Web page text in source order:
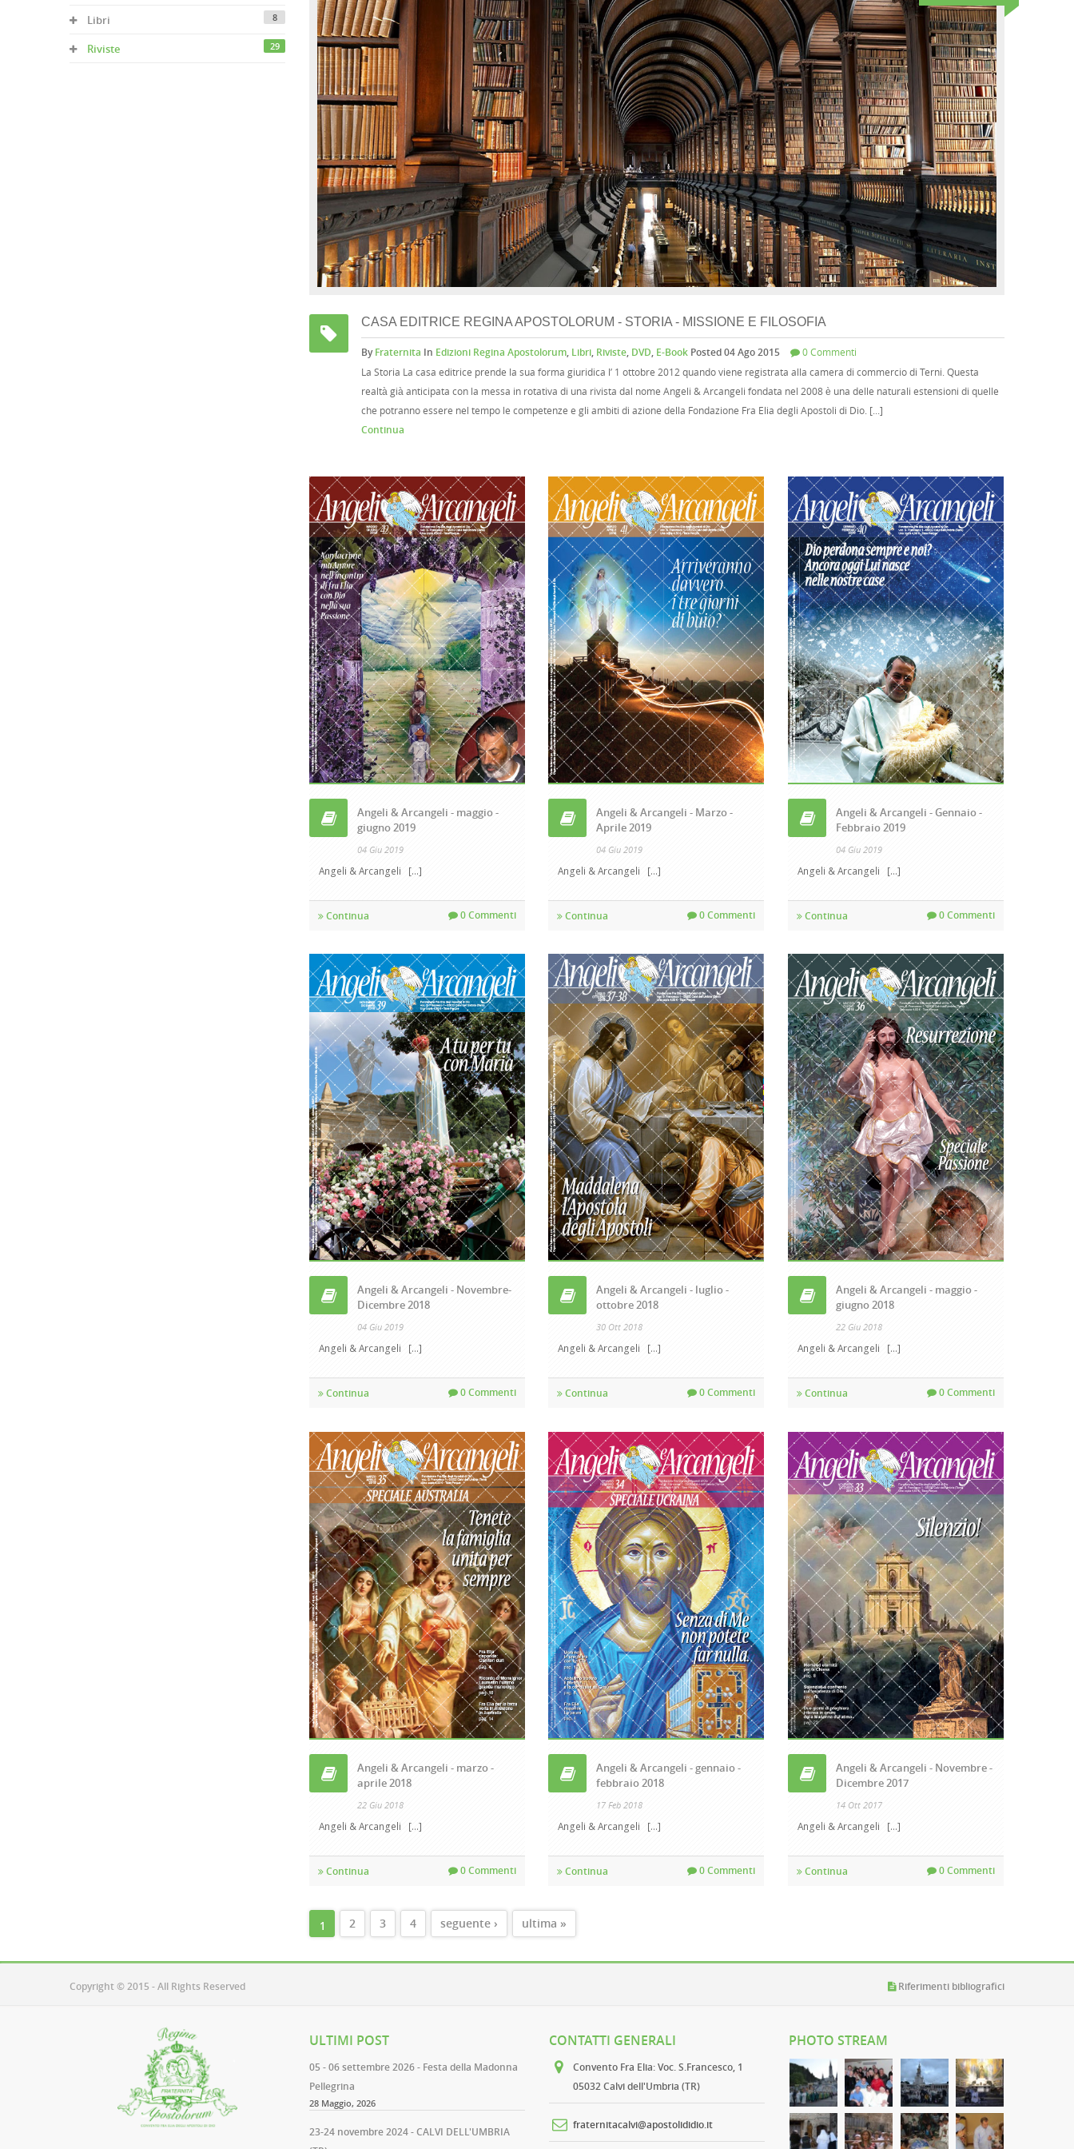
CASA EDITRICE REGINA APOSTOLORUM - STORIA - MISSIONE E FILOSOFIA
ByFraternita In Edizioni Regina Apostolorum, Libri, Riviste, DVD, E-Book Posted 04 Ago 2015
0 Commenti
La Storia La casa editrice prende la sua forma giuridica l’ 1 ottobre 2012 quando viene registrata alla camera di commercio di Terni. Questa
realtà già anticipata con la messa in rotativa di una rivista dal nome Angeli & Arcangeli fondata nel 2008 è una delle naturali estensioni di quelle
che potranno essere nel tempo le competenze e gli ambiti di azione della Fondazione Fra Elia degli Apostoli di Dio. [...]
Continua
Angeli & Arcangeli - maggio -
giugno 2019
04 Giu 2019
Angeli & Arcangeli [...]
Continua 0 Commenti
Angeli & Arcangeli - Marzo -
Aprile 2019
04 Giu 2019
Angeli & Arcangeli [...]
Continua 0 Commenti
Angeli & Arcangeli - Gennaio -
Febbraio 2019
04 Giu 2019
Angeli & Arcangeli [...]
Continua 0 Commenti
Angeli & Arcangeli - Novembre-
Dicembre 2018
04 Giu 2019
Angeli & Arcangeli [...]
Continua 0 Commenti
Angeli & Arcangeli - luglio -
ottobre 2018
30 Ott 2018
Angeli & Arcangeli [...]
Continua 0 Commenti
Angeli & Arcangeli - maggio -
giugno 2018
22 Giu 2018
Angeli & Arcangeli [...]
Continua 0 Commenti
Angeli & Arcangeli - marzo -
aprile 2018
22 Giu 2018
Angeli & Arcangeli [...]
Continua 0 Commenti
Angeli & Arcangeli - gennaio -
febbraio 2018
17 Feb 2018
Angeli & Arcangeli [...]
Continua 0 Commenti
Angeli & Arcangeli - Novembre -
Dicembre 2017
14 Ott 2017
Angeli & Arcangeli [...]
Continua 0 Commenti
PAGINE
1 2 3 4 seguente › ultima »
Libri 8
Riviste 29
Copyright © 2015 - All Rights Reserved Riferimenti bibliografici
ULTIMI POST
05 - 06 settembre 2026 - Festa della Madonna
Pellegrina
28 Maggio, 2026
23-24 novembre 2024 - CALVI DELL'UMBRIA
CONTATTI GENERALI
Convento Fra Elia: Voc. S.Francesco, 1
05032 Calvi dell'Umbria (TR)
fraternitacalvi@apostolididio.it
PHOTO STREAM